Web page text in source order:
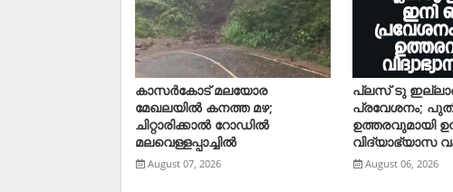
കാസര്‍കോട് മലയോര
മേഖലയില്‍ കനത്ത മഴ;
ചിറ്റാരിക്കാല്‍ റോഡില്‍
മലവെള്ളപ്പാച്ചില്‍
August 07, 2026
പ്ലസ് ടു
പ്രവേശനം;
ഉത്തരവുമായി
വിദ്യാഭ്യാസ
August 06, 2026